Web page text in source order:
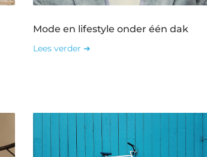
Mode en lifestyle onder één dak
Lees verder ➜